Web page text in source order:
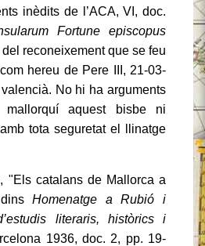
inèdits de l’ACA, VI, doc.
Fortune episcopus
reconeixement que se feu
hereu de Pere III, 21-03-
No hi ha arguments
mallorquí aquest bisbe ni
tota seguretat el llinatge
"Els catalans de Mallorca a
dinsHomenatge a Rubió i
literaris, històrics i
1936, doc. 2, pp. 19-